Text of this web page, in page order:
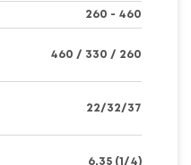
260 - 460
460 / 330 / 260
22/32/37
6,35 (1/4)